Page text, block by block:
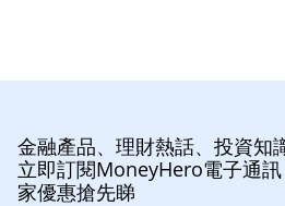
金融產品、理財熱話、投資知
立即訂閱MoneyHero電子通
家優惠搶先睇